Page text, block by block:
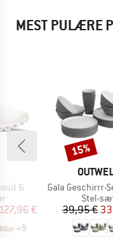
MEST PULÆRE
6
pris
€
+9
MÆRKE
Artikel
Gala Geschirrr-Set 4
Stel-
39,95 €
Rabat
15%